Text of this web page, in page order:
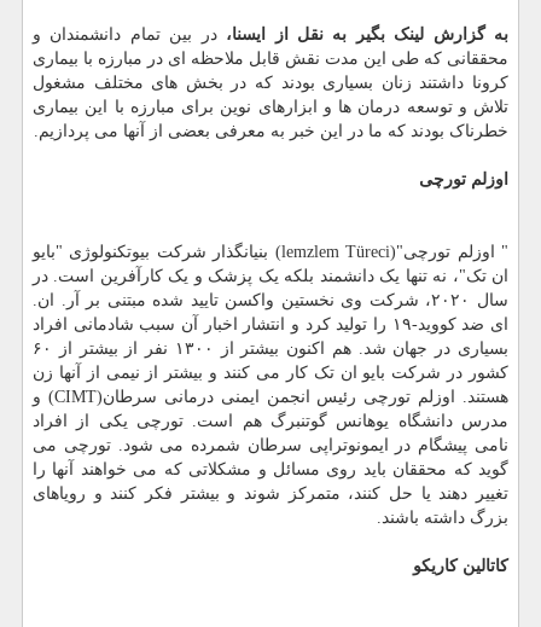
به گزارش لینک بگیر به نقل از ایسنا،در بین تمام دانشمندان و
محققانی که طی این مدت نقش قابل ملاحظه ای در مبارزه با بیماری
کرونا داشتند زنان بسیاری بودند که در بخش های مختلف مشغول
تلاش و توسعه درمان ها و ابزارهای نوین برای مبارزه با این بیماری
خطرناک بودند که ما در این خبر به معرفی بعضی از آنها می پردازیم.
اوزلم تورچی
" اوزلم تورچی"(lemzlem Türeci) بنیانگذار شرکت بیوتکنولوژی "بایو
ان تک"، نه تنها یک دانشمند بلکه یک پزشک و یک کارآفرین است. در
سال ۲۰۲۰، شرکت وی نخستین واکسن تایید شده مبتنی بر آر. ان.
ای ضد کووید-۱۹ را تولید کرد و انتشار اخبار آن سبب شادمانی افراد
بسیاری در جهان شد. هم اکنون بیشتر از ۱۳۰۰ نفر از بیشتر از ۶۰
کشور در شرکت بایو ان تک کار می کنند و بیشتر از نیمی از آنها زن
هستند. اوزلم تورچی رئیس انجمن ایمنی درمانی سرطان(CIMT) و
مدرس دانشگاه یوهانس گوتنبرگ هم است. تورچی یکی از افراد
نامی پیشگام در ایمونوتراپی سرطان شمرده می شود. تورچی می
گوید که محققان باید روی مسائل و مشکلاتی که می خواهند آنها را
تغییر دهند یا حل کنند، متمرکز شوند و بیشتر فکر کنند و رویاهای
بزرگ داشته باشند.
کاتالین کاریکو